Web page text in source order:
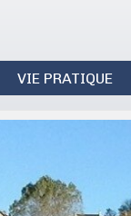
VIE PRATIQUE